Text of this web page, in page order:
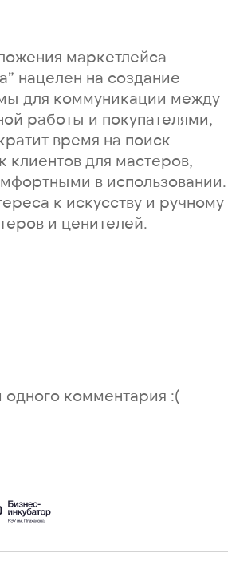
маркетлейса
нацелен на создание
для коммуникации между
работы и покупателями,
время на поиск
клиентов для мастеров,
в использовании.
к искусству и ручному
и ценителей.
одного комментария :(